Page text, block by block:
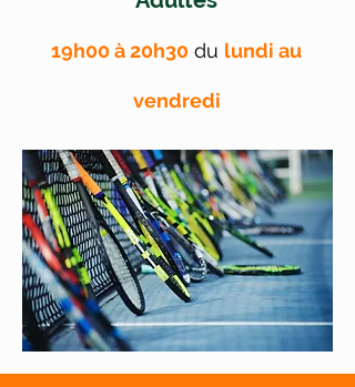
19h00 à 20h30 du lundi au
vendredi